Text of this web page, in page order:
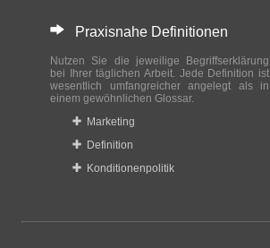
Praxisnahe Definitionen
Nutzen Sie die jeweilige Begriffserklärung
bei Ihrer täglichen Arbeit. Jede Definition ist
wesentlich umfangreicher angelegt als in
einem gewöhnlichen Glossar.
Marketing
Definition
Konditionenpolitik